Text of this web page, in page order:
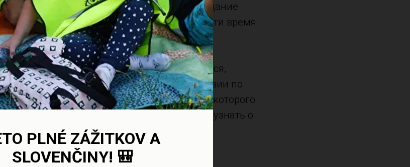
PLNÉ ZÁŽITKOV A
SLOVENČINY! 🎒
2023. Целью нашего участия было создание
детей, где они могли бы комфортно провести время
мы организовали дети могли общаться,
и принять участие в виртуальном путешествии по
онлайн экскурсий по Словакии в ходе которого
посетить разные регионы страны, города, узнать о
в игровой форме.